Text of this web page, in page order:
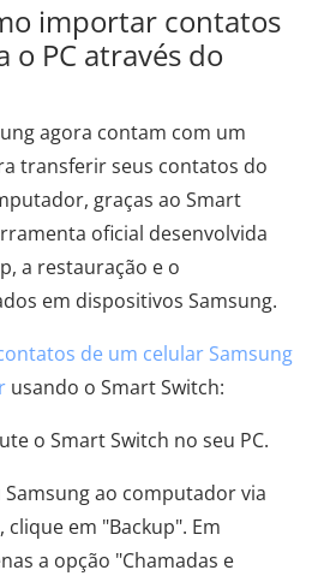
importar contatos
o PC através do
agora contam com um
transferir seus contatos do
graças ao Smart
oficial desenvolvida
a restauração e o
em dispositivos Samsung.
de um celular Samsung
usando o Smart Switch:
o Smart Switch no seu PC.
Samsung ao computador via
clique em "Backup". Em
a opção "Chamadas e